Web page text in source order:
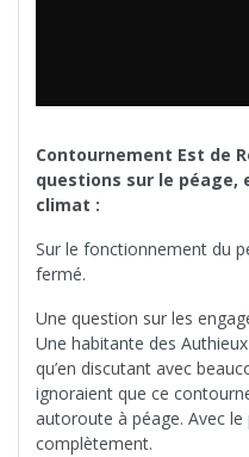
Contournement Est de
questions sur le péage,
climat :
Sur le fonctionnement du
fermé.
Une question sur les
Une habitante des
qu’en discutant avec
ignoraient que ce
autoroute à péage. Avec
complètement.